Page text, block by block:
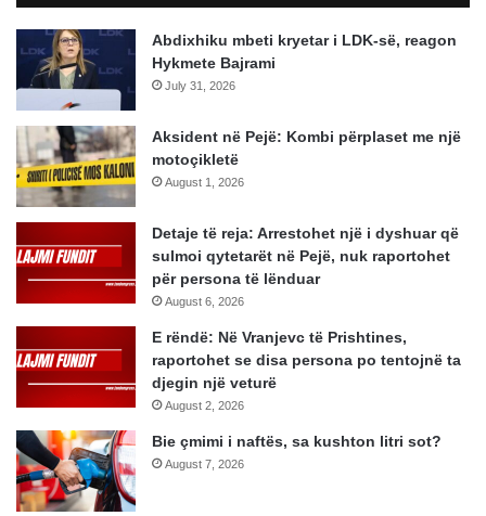
Abdixhiku mbeti kryetar i LDK-së, reagon
Hykmete Bajrami
July 31, 2026
Aksident në Pejë: Kombi përplaset me një
motoçikletë
August 1, 2026
Detaje të reja: Arrestohet një i dyshuar që
sulmoi qytetarët në Pejë, nuk raportohet
për persona të lënduar
August 6, 2026
E rëndë: Në Vranjevc të Prishtines,
raportohet se disa persona po tentojnë ta
djegin një veturë
August 2, 2026
Bie çmimi i naftës, sa kushton litri sot?
August 7, 2026